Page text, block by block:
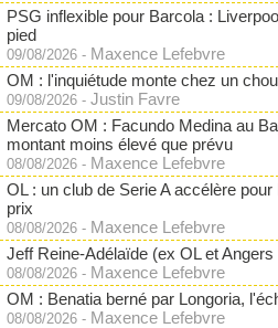
PSG inflexible pour Barcola :
pied
09/08/2026 - Maxence Lefebvre
OM : l'inquiétude monte chez un
09/08/2026 - Justin Favre
Mercato OM : Facundo Medina au
montant moins élevé que prévu
08/08/2026 - Maxence Lefebvre
OL : un club de Serie A accélère
prix
08/08/2026 - Maxence Lefebvre
Jeff Reine-Adélaïde (ex OL et
08/08/2026 - Maxence Lefebvre
OM : Benatia berné par Longoria,
08/08/2026 - Maxence Lefebvre